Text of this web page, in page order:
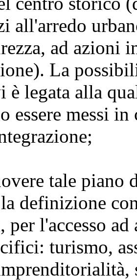
all'arredo
ad azioni
La
legata alla
essere messi
tale piano
definizione
l'accesso
turismo,